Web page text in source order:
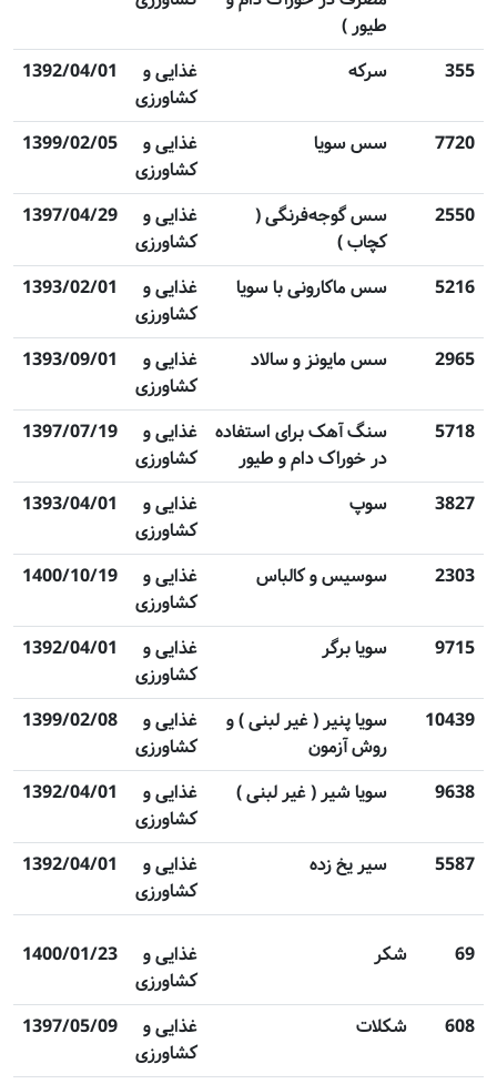
طیور )
355 سرکه
غذایی و
کشاورزی
1392/04/01
7720 سس سویا
غذایی و
کشاورزی
1399/02/05
2550
‌سس گوجه‌فرنگی (
کچاب )
غذایی و
کشاورزی
1397/04/29
5216 سس ماکارونی با سویا
غذایی و
کشاورزی
1393/02/01
2965 ‌سس مایونز و سالاد
غذایی و
کشاورزی
1393/09/01
5718
سنگ آهک برای استفاده
در خوراک دام و طیور
غذایی و
کشاورزی
1397/07/19
3827 سوپ
غذایی و
کشاورزی
1393/04/01
2303 سوسیس و کالباس
غذایی و
کشاورزی
1400/10/19
9715 سویا برگر
غذایی و
کشاورزی
1392/04/01
10439
سویا پنیر ( غیر لبنی ) و
روش آزمون
غذایی و
کشاورزی
1399/02/08
9638 سویا شیر ( غیر لبنی )
غذایی و
کشاورزی
1392/04/01
5587 سیر یخ زده
غذایی و
کشاورزی
1392/04/01
69 شکر
غذایی و
کشاورزی
1400/01/23
608 شکلات
غذایی و
کشاورزی
1397/05/09